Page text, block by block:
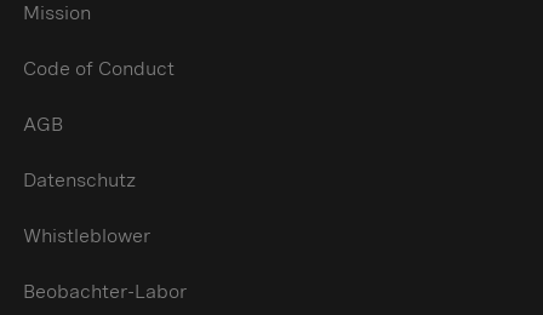
Mission
Code of Conduct
AGB
Datenschutz
Whistleblower
Beobachter-Labor